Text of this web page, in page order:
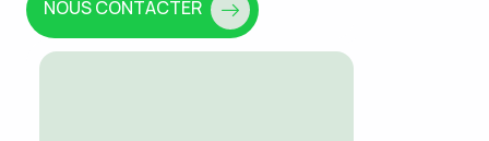
NOUS CONTACTER